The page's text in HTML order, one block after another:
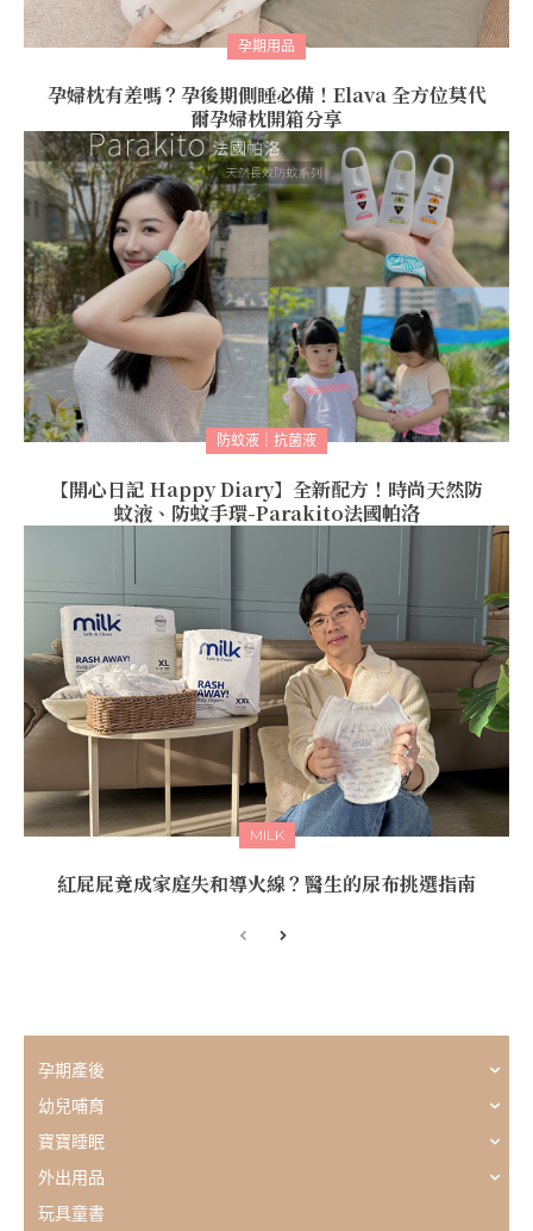
孕期用品
孕婦枕有差嗎？孕後期側睡必備！Elava 全方位莫代
爾孕婦枕開箱分享
防蚊液｜抗菌液
【開心日記 Happy Diary】全新配方！時尚天然防
蚊液、防蚊手環-Parakito法國帕洛
MILK
紅屁屁竟成家庭失和導火線？醫生的尿布挑選指南
孕期產後
幼兒哺育
寶寶睡眠
外出用品
玩具童書